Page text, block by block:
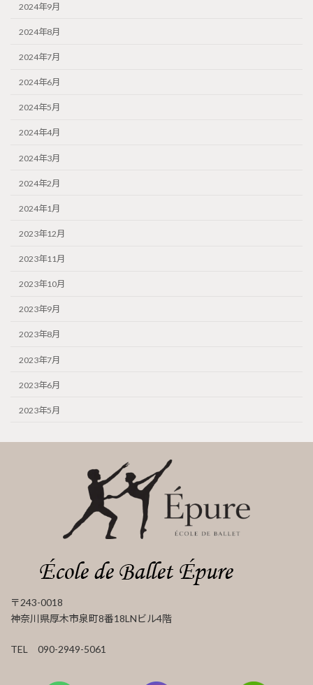
2024年9月
2024年8月
2024年7月
2024年6月
2024年5月
2024年4月
2024年3月
2024年2月
2024年1月
2023年12月
2023年11月
2023年10月
2023年9月
2023年8月
2023年7月
2023年6月
2023年5月
〒243-0018
神奈川県厚木市泉町8番18LNビル4階
TEL 090-2949-5061